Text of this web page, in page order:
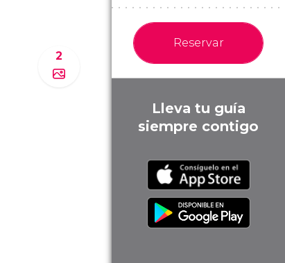
2
Reservar
Lleva tu guía
siempre contigo